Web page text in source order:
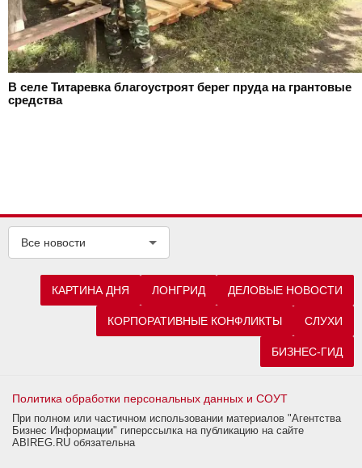
В селе Титаревка благоустроят берег пруда на грантовые
средства
Все новости
КАРТИНА ДНЯ ЛОНГРИД ДЕЛОВЫЕ НОВОСТИ
КОРПОРАТИВНЫЕ КОНФЛИКТЫ СЛУХИ
БИЗНЕС-ГИД
Политика обработки персональных данных и СОУТ
При полном или частичном использовании материалов "Агентства
Бизнес Информации" гиперссылка на публикацию на сайте
ABIREG.RU обязательна